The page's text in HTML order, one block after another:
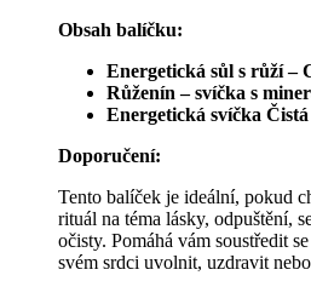
Obsah balíčku:
Energetická sůl s růží –
Růženín – svíčka s
Energetická svíčka
Doporučení:
Tento balíček je ideální, pokud
rituál na téma lásky, odpuštění,
očisty. Pomáhá vám soustředit
svém srdci uvolnit, uzdravit